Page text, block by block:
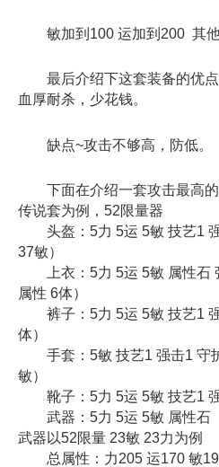
敏加到100 运加到200 其他
最后介绍下这套装备的优点
血厚耐杀，少花钱。
缺点~攻击不够高，防低。
下面在介绍一套攻击最高的
传说套为例，52限量器
头盔：5力 5运 5敏 技艺1 强
37敏）
上衣：5力 5运 5敏 属性石
属性 6体）
裤子：5力 5运 5敏 技艺1
体）
手套：5敏 技艺1 强击1 守
敏）
靴子：5力 5运 5敏 技艺1 强
武器：5力 5运 5敏 属性石
武器以52限量 23敏 23力为例
总属性：力205 运170 敏